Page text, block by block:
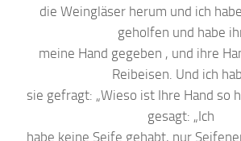
die Weingläser herum und ich
geholfen und habe
meine Hand gegeben , und ihre
Reibeisen. Und ich
sie gefragt: „Wieso ist Ihre Hand so
gesagt: „Ich
habe keine Seife gehabt, nur